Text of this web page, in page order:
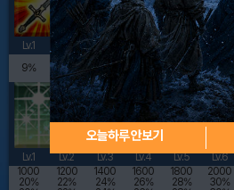
(CT:7턴)
아군 전
Lv.1 Lv.2 Lv.3 Lv.4 Lv.5 Lv.6
9%
9.9% 10.8% 11.7% 12.6% 13.5%
황제특권 A
(CT:7턴)
자신에
자신의
공격력
방어력
Lv.1 Lv.2 Lv.3 Lv.4 Lv.5 Lv.6
1000
20%
1200
22%
1400
24%
1600
26%
1800
28%
2000
30%
오늘하루 안보기